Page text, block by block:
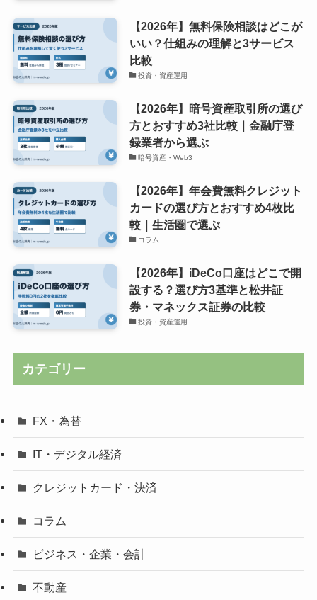
【2026年】無料保険相談はどこが
いい？仕組みの理解と3サービス
比較
投資・資産運用
【2026年】暗号資産取引所の選び
方とおすすめ3社比較｜金融庁登
録業者から選ぶ
暗号資産・Web3
【2026年】年会費無料クレジット
カードの選び方とおすすめ4枚比
較｜生活圏で選ぶ
コラム
【2026年】iDeCo口座はどこで開
設する？選び方3基準と松井証
券・マネックス証券の比較
投資・資産運用
カテゴリー
FX・為替
IT・デジタル経済
クレジットカード・決済
コラム
ビジネス・企業・会計
不動産